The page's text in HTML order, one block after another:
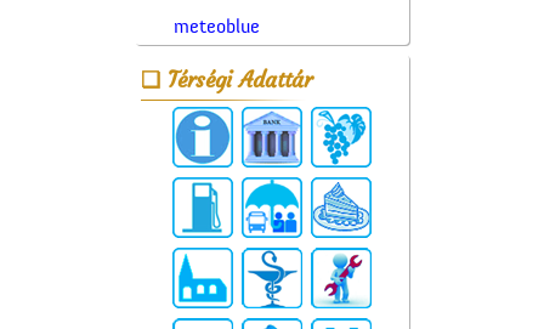
meteoblue
Térségi Adattár